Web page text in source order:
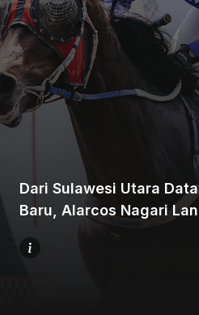
Dari Sulawesi Utara
Baru, Alarcos Nagari